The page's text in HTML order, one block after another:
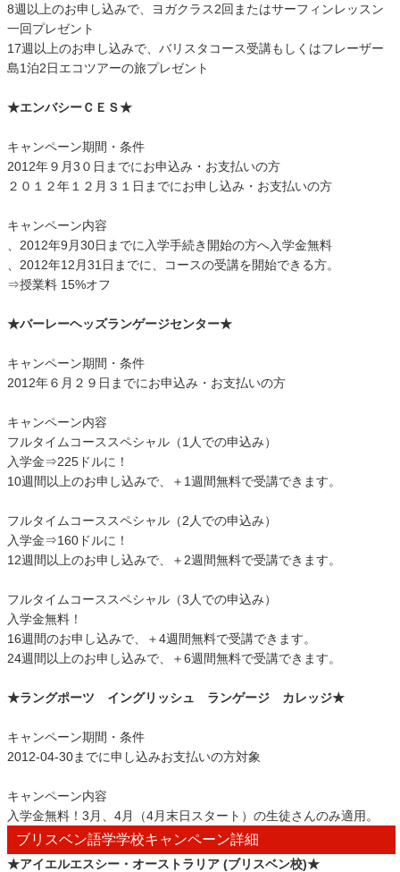
8週以上のお申し込みで、ヨガクラス2回またはサーフィンレッスン
一回プレゼント
17週以上のお申し込みで、バリスタコース受講もしくはフレーザー
島1泊2日エコツアーの旅プレゼント
★エンバシーＣＥＳ★
キャンペーン期間・条件
2012年９月3０日までにお申込み・お支払いの方
２０１２年１２月３１日までにお申し込み・お支払いの方
キャンペーン内容
、2012年9月30日までに入学手続き開始の方へ入学金無料
、2012年12月31日までに、コースの受講を開始できる方。
⇒授業料 15%オフ
★バーレーヘッズランゲージセンター★
キャンペーン期間・条件
2012年６月２９日までにお申込み・お支払いの方
キャンペーン内容
フルタイムコーススペシャル（1人での申込み）
入学金⇒225ドルに！
10週間以上のお申し込みで、＋1週間無料で受講できます。
フルタイムコーススペシャル（2人での申込み）
入学金⇒160ドルに！
12週間以上のお申し込みで、＋2週間無料で受講できます。
フルタイムコーススペシャル（3人での申込み）
入学金無料！
16週間のお申し込みで、＋4週間無料で受講できます。
24週間以上のお申し込みで、＋6週間無料で受講できます。
★ラングポーツ イングリッシュ ランゲージ カレッジ★
キャンペーン期間・条件
2012-04-30までに申し込みお支払いの方対象
キャンペーン内容
入学金無料！3月、4月（4月末日スタート）の生徒さんのみ適用。
ブリスベン語学学校キャンペーン詳細
★アイエルエスシー・オーストラリア (ブリスベン校)★